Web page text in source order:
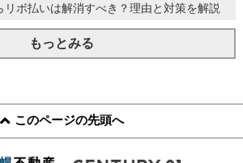
ボ払いは解消すべき？理由と対策を解説
もっとみる
このページの先頭へ